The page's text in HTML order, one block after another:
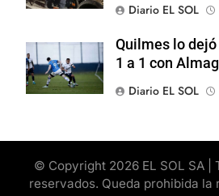
Diario EL SOL
Quilmes lo
1 a 1 con
Diario EL SOL
© Copyright 2026 EL SOL SA |
reservados. Queda prohibida